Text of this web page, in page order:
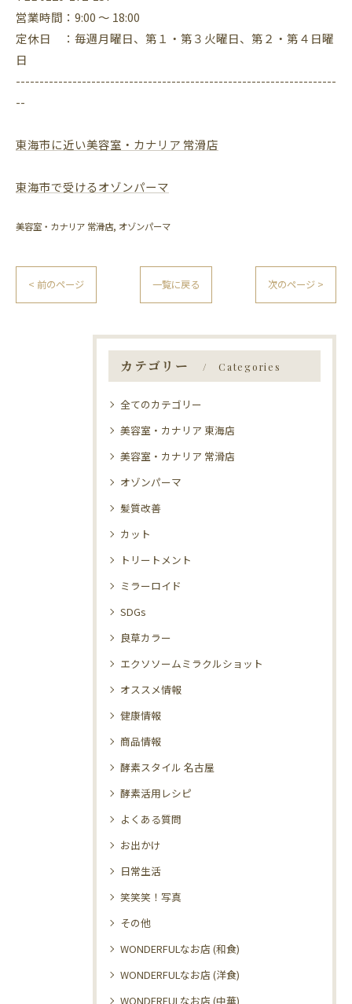
営業時間：9:00 ～ 18:00
定休日 ：毎週月曜日、第１・第３火曜日、第２・第４日曜
日
--------------------------------------------------------------------
--
東海市に近い美容室・カナリア 常滑店
東海市で受けるオゾンパーマ
美容室・カナリア 常滑店 オゾンパーマ
< 前のページ 一覧に戻る 次のページ >
カテゴリー Categories
全てのカテゴリー
美容室・カナリア 東海店
美容室・カナリア 常滑店
オゾンパーマ
髪質改善
カット
トリートメント
ミラーロイド
SDGs
良草カラー
エクソソームミラクルショット
オススメ情報
健康情報
商品情報
酵素スタイル 名古屋
酵素活用レシピ
よくある質問
お出かけ
日常生活
笑笑笑！写真
その他
WONDERFULなお店 (和食)
WONDERFULなお店 (洋食)
WONDERFULなお店 (中華)